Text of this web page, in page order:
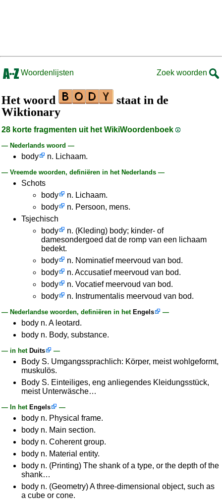
Woordenlijsten Zoek woorden
Het woord
staat in de
Wiktionary
28 korte fragmenten uit het WikiWoordenboek
— Nederlands woord —
body n. Lichaam.
— Vreemde woorden, definiëren in het Nederlands —
Schots
body
n. Lichaam.
body
n. Persoon, mens.
Tsjechisch
body
n. (Kleding) body; kinder- of
damesondergoed dat de romp van een lichaam
bedekt.
body
n. Nominatief meervoud van bod.
body
n. Accusatief meervoud van bod.
body
n. Vocatief meervoud van bod.
body
n. Instrumentalis meervoud van bod.
— Nederlandse woorden, definiëren in het Engels —
body n. A leotard.
body n. Body, substance.
— in het Duits —
Body S. Umgangssprachlich: Körper, meist wohlgeformt,
muskulös.
Body S. Einteiliges, eng anliegendes Kleidungsstück,
meist Unterwäsche…
— In het Engels —
body n. Physical frame.
body n. Main section.
body n. Coherent group.
body n. Material entity.
body n. (Printing) The shank of a type, or the depth of the
shank…
body n. (Geometry) A three-dimensional object, such as
a cube or cone.